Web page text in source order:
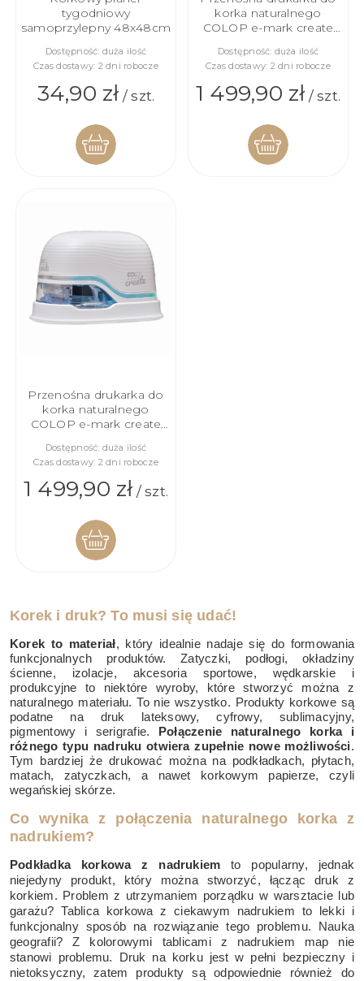
tygodniowy
samoprzylepny 48x48cm
Dostępność: duża ilość
Czas dostawy: 2 dni robocze
34,90 zł/ szt.
korka naturalnego
COLOP e-mark create
Dostępność: duża ilość
Czas dostawy: 2 dni robocze
1 499,90 zł/ szt.
Przenośna drukarka do
korka naturalnego
COLOP e-mark create
Dostępność: duża ilość
Czas dostawy: 2 dni robocze
1 499,90 zł/ szt.
KOSZYKA
Korek i druk? To musi się udać!
Korek to materiał, który idealnie nadaje się do formowania
funkcjonalnych produktów. Zatyczki, podłogi, okładziny
ścienne, izolacje, akcesoria sportowe, wędkarskie i
produkcyjne to niektóre wyroby, które stworzyć można z
naturalnego materiału. To nie wszystko. Produkty korkowe są
podatne na druk lateksowy, cyfrowy, sublimacyjny,
pigmentowy i serigrafie.
Połączenie naturalnego korka i
różnego typu nadruku otwiera zupełnie nowe możliwości.
Tym bardziej że drukować można na podkładkach, płytach,
matach, zatyczkach, a nawet korkowym papierze, czyli
wegańskiej skórze.
Co wynika z połączenia naturalnego korka z
nadrukiem?
Podkładka korkowa z nadrukiem to popularny, jednak
niejedyny produkt, który można stworzyć, łącząc druk z
korkiem. Problem z utrzymaniem porządku w warsztacie lub
garażu? Tablica korkowa z ciekawym nadrukiem to lekki i
funkcjonalny sposób na rozwiązanie tego problemu. Nauka
geografii? Z kolorowymi tablicami z nadrukiem map nie
stanowi problemu. Druk na korku jest w pełni bezpieczny i
nietoksyczny, zatem produkty są odpowiednie również do